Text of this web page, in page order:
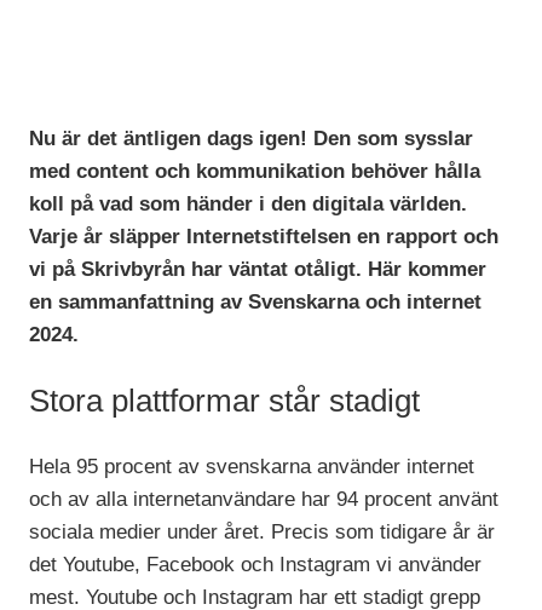
Nu är det äntligen dags igen! Den som sysslar
med content och kommunikation behöver hålla
koll på vad som händer i den digitala världen.
Varje år släpper Internetstiftelsen en rapport och
vi på Skrivbyrån har väntat otåligt. Här kommer
en sammanfattning av Svenskarna och internet
2024.
Stora plattformar står stadigt
Hela 95 procent av svenskarna använder internet
och av alla internetanvändare har 94 procent använt
sociala medier under året. Precis som tidigare år är
det Youtube, Facebook och Instagram vi använder
mest. Youtube och Instagram har ett stadigt grepp